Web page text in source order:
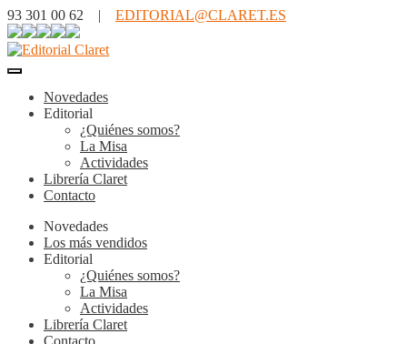
93 301 00 62 | EDITORIAL@CLARET.ES
Novedades
Editorial
¿Quiénes somos?
La Misa
Actividades
Librería Claret
Contacto
Novedades
Los más vendidos
Editorial
¿Quiénes somos?
La Misa
Actividades
Librería Claret
Contacto